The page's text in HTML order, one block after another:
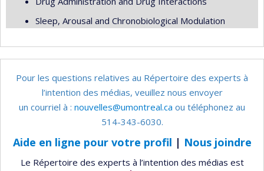
Sleep, Arousal and Chronobiological Modulation
Pour les questions relatives au Répertoire des experts à
l’intention des médias, veuillez nous envoyer
un courriel à : nouvelles@umontreal.ca ou téléphonez au
514-343-6030.
Aide en ligne pour votre profil | Nous joindre
Le Répertoire des experts à l’intention des médias est